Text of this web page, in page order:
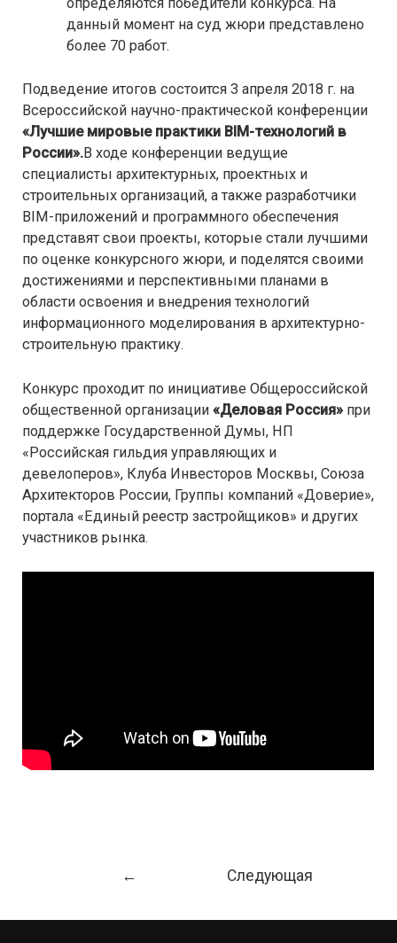
данный момент на суд жюри представлено
более 70 работ.
Подведение итогов состоится 3 апреля 2018 г. на
Всероссийской научно-практической конференции
«Лучшие мировые практики BIM-технологий в
России».В ходе конференции ведущие
специалисты архитектурных, проектных и
строительных организаций, а также разработчики
BIM-приложений и программного обеспечения
представят свои проекты, которые стали лучшими
по оценке конкурсного жюри, и поделятся своими
достижениями и перспективными планами в
области освоения и внедрения технологий
информационного моделирования в архитектурно-
строительную практику.
Конкурс проходит по инициативе Общероссийской
общественной организации«Деловая Россия» при
поддержке Государственной Думы, НП
«Российская гильдия управляющих и
девелоперов», Клуба Инвесторов Москвы, Союза
Архитекторов России, Группы компаний «Доверие»,
портала «Единый реестр застройщиков» и других
участников рынка.
←
Следующая